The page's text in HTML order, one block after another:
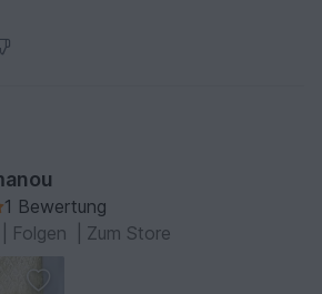
an manchen Stellen auf 😢.
was?
1 Bewertung
Folgen Zum Store